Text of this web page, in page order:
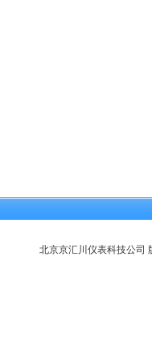
北京京汇川仪表科技公司